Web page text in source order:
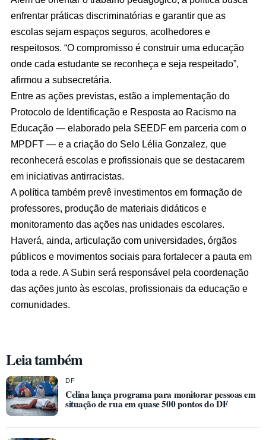
enfrentar práticas discriminatórias e garantir que as
escolas sejam espaços seguros, acolhedores e
respeitosos. “O compromisso é construir uma educação
onde cada estudante se reconheça e seja respeitado”,
afirmou a subsecretária.
Entre as ações previstas, estão a implementação do
Protocolo de Identificação e Resposta ao Racismo na
Educação — elaborado pela SEEDF em parceria com o
MPDFT — e a criação do Selo Lélia Gonzalez, que
reconhecerá escolas e profissionais que se destacarem
em iniciativas antirracistas.
A política também prevê investimentos em formação de
professores, produção de materiais didáticos e
monitoramento das ações nas unidades escolares.
Haverá, ainda, articulação com universidades, órgãos
públicos e movimentos sociais para fortalecer a pauta em
toda a rede. A Subin será responsável pela coordenação
das ações junto às escolas, profissionais da educação e
comunidades.
Leia também
DF
Celina lança programa para monitorar pessoas em
situação de rua em quase 500 pontos do DF